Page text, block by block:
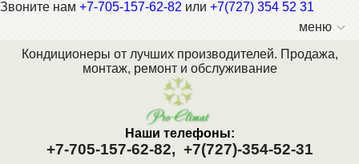
Звоните нам +7-705-157-62-82 или +7(727) 354 52 31
меню
Кондиционеры от лучших производителей. Продажа,
монтаж, ремонт и обслуживание
Наши телефоны:
+7-705-157-62-82, +7(727)-354-52-31